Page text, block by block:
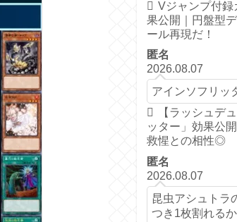
Vジャンプ付録
果公開｜円盤型
ール再現だ！
匿名
2026.08.07
アインソフリッ
【ラッシュデ
ッター」効果公
救惺との相性◎
匿名
2026.08.07
昆虫アシュトラ
つき1枚割れる